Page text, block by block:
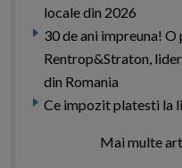
locale din 2026
30 de ani impreuna! O
Rentrop&Straton,
din Romania
Ce impozit platesti la
Mai multe